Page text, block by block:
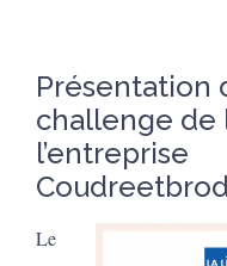
Présentation
challenge de
l’entreprise
Le